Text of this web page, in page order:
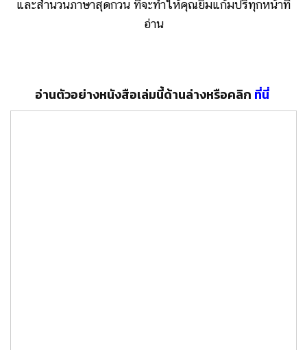
และสำนวนภาษาสุดกวน ที่จะทำให้คุณยิ้มแก้มปริทุกหน้าที่
อ่าน
อ่านตัวอย่างหนังสือเล่มนี้ด้านล่างหรือคลิก ที่นี่